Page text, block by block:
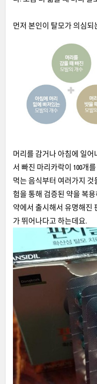
먼저 본인이 탈모가 의심
머리를 감거나 아침에 일
서 빠진 마리카락이 100개
먹는 음식부터 여러가지 것
험을 통해 검증된 약을 복
약에서 출시해서 유명해진
가 뛰어나다고 하는데요.